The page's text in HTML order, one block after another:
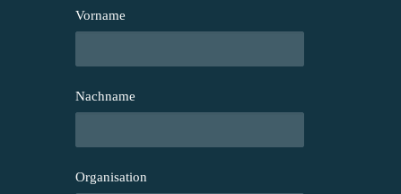
Vorname
Nachname
Organisation